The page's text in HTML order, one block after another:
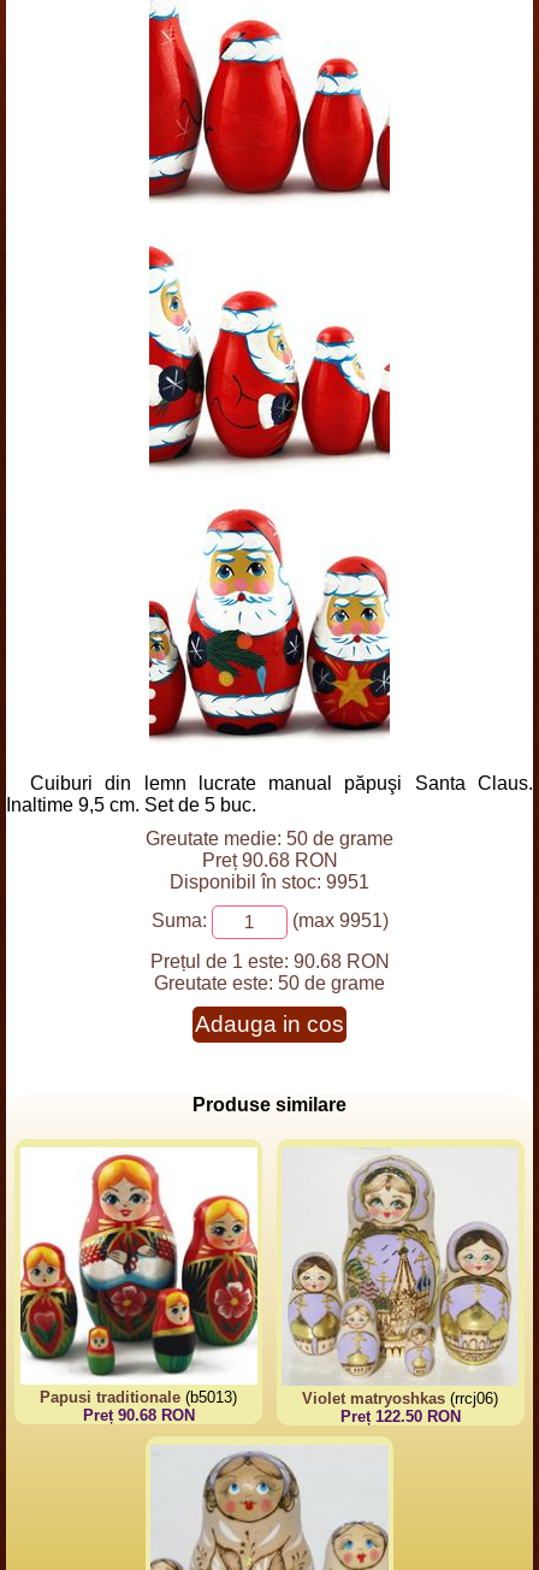
Cuiburi din lemn lucrate manual păpuşi Santa Claus.
Inaltime 9,5 cm. Set de 5 buc.
Greutate medie: 50 de grame
Preț 90.68 RON
Disponibil în stoc: 9951
Suma:
(max 9951)
Prețul de 1 este: 90.68 RON
Greutate este: 50 de grame
Adauga in cos
Produse similare
Papusi traditionale (b5013)
Preț 90.68 RON
Violet matryoshkas (rrcj06)
Preț 122.50 RON